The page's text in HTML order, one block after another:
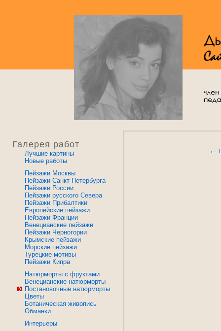
Галерея работ
Лучшие картины
Новые работы
Пейзажи Москвы
Пейзажи Санкт-Петербурга
Пейзажи России
Пейзажи русского Севера
Пейзажи Прибалтики
Европейские пейзажи
Пейзажи Франции
Венецианские пейзажи
Пейзажи Черногории
Крымские пейзажи
Морские пейзажи
Турецкие мотивы
Пейзажи Кипра
Натюрморты с фруктами
Венецианские натюрморты
Постановочные натюрморты
Цветы
Ботаническая живопись
Обманки
Интерьеры
←